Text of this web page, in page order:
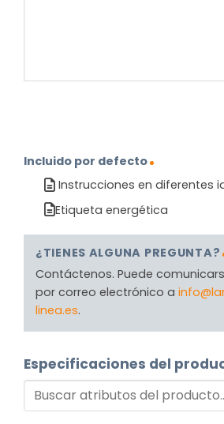
Incluido por defecto
Instrucciones en diferentes
Etiqueta energética
¿TIENES ALGUNA PREGUNTA?
Contáctenos. Puede
por correo electrónico a
linea.es.
Especificaciones del